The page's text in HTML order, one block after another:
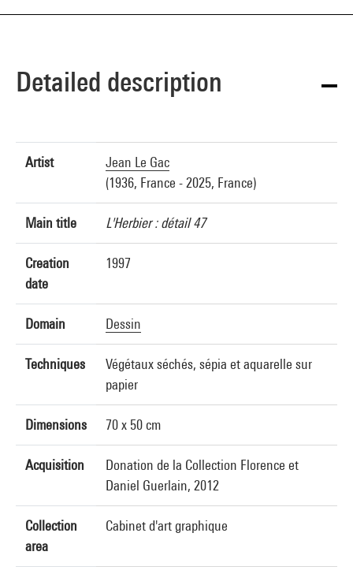
Detailed description
Artist
Jean Le Gac
(1936, France - 2025, France)
Main title L'Herbier : détail 47
Creation
date
1997
Domain Dessin
Techniques
Végétaux séchés, sépia et aquarelle sur
papier
Dimensions 70 x 50 cm
Acquisition
Donation de la Collection Florence et
Daniel Guerlain, 2012
Collection
area
Cabinet d'art graphique